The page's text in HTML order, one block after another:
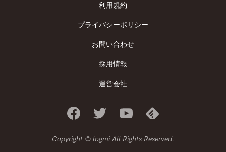
利用規約
プライバシーポリシー
お問い合わせ
採用情報
運営会社
Copyright © logmi All Rights Reserved.